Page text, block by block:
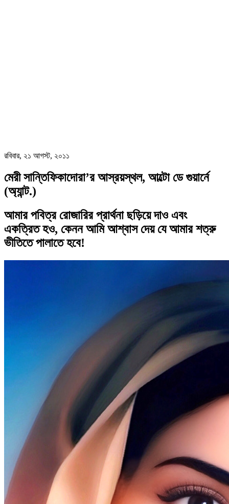
রবিবার, ২১ আগস্ট, ২০১১
মেরী সান্তিফিকাদোরা’র আস্রয়স্থল, আল্টো ডে গুয়ার্নে
(অ্যান্ট.)
আমার পবিত্র রোজারির প্রার্থনা ছড়িয়ে দাও এবং
একত্রিত হও, কেনন আমি আশ্বাস দেয় যে আমার শত্রু
ভীতিতে পালাতে হবে!